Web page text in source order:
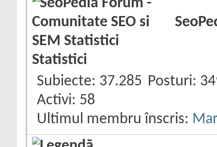
Statistici
Subiecte 37.285 Posturi
Activi 58
Ultimul membru înscris: